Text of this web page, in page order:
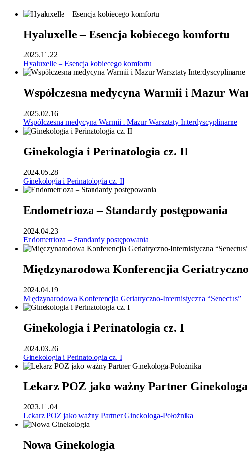
Hyaluxelle – Esencja kobiecego komfortu
2025.11.22
Hyaluxelle – Esencja kobiecego komfortu
Współczesna medycyna Warmii i Mazur
2025.02.16
Współczesna medycyna Warmii i Mazur Warsztaty Interdyscyplinarne
Ginekologia i Perinatologia cz. II
2024.05.28
Ginekologia i Perinatologia cz. II
Endometrioza – Standardy postępowania
2024.04.23
Endometrioza – Standardy postępowania
Międzynarodowa Konferencjia
2024.04.19
Międzynarodowa Konferencjia Geriatryczno-Internistyczna “Senectus”
Ginekologia i Perinatologia cz. I
2024.03.26
Ginekologia i Perinatologia cz. I
Lekarz POZ jako ważny Partner
2023.11.04
Lekarz POZ jako ważny Partner Ginekologa-Położnika
Nowa Ginekologia